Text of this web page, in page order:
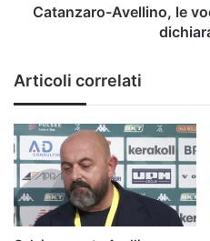
dichiarazioni
Catanzaro-Avellino, le
Articoli correlati